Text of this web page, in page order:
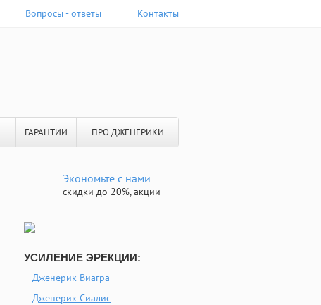
Вопросы - ответы Контакты
ГАРАНТИИ ПРО ДЖЕНЕРИКИ
Экономьте с нами
скидки до 20%, акции
УСИЛЕНИЕ ЭРЕКЦИИ:
Дженерик Виагра
Дженерик Сиалис